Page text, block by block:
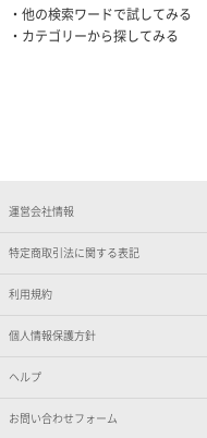
他の検索ワードで試してみる
カテゴリーから探してみる
運営会社情報
特定商取引法に関する表記
利用規約
個人情報保護方針
ヘルプ
お問い合わせフォーム